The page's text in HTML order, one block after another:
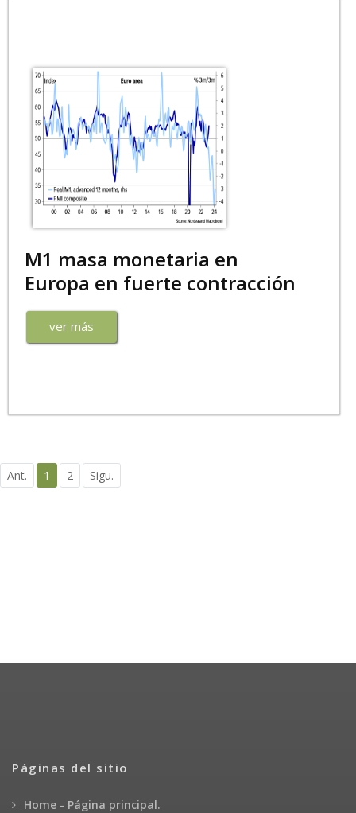
M1 masa monetaria en
Europa en fuerte contracción
ver más
Ant. 1 2 Sigu.
Páginas del sitio
Home - Página principal.